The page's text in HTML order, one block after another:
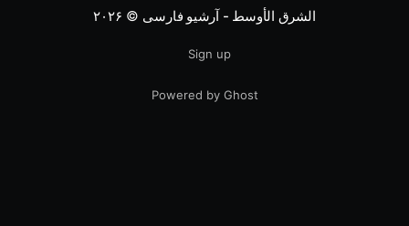
الشرق الأوسط - آرشیو فارسی © ۲۰۲۶
Sign up
Powered by Ghost